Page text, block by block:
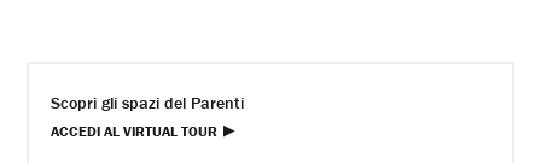
Scopri gli spazi del Parenti
ACCEDI AL VIRTUAL TOUR